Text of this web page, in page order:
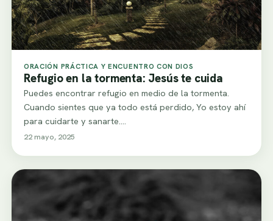
ORACIÓN PRÁCTICA Y ENCUENTRO CON DIOS
Refugio en la tormenta: Jesús te cuida
Puedes encontrar refugio en medio de la tormenta.
Cuando sientes que ya todo está perdido, Yo estoy ahí
para cuidarte y sanarte.…
22 mayo, 2025